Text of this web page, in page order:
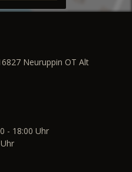
Neuruppin OT Alt
- 18:00 Uhr